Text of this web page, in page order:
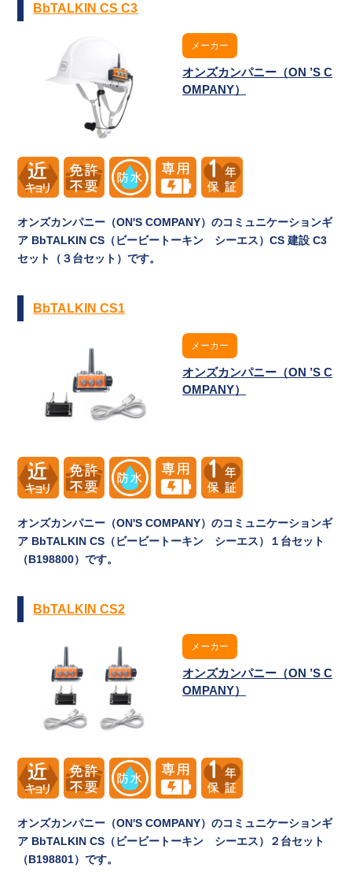
BbTALKIN CS C3
メーカー
オンズカンパニー（ON ’S C
OMPANY）
オンズカンパニー（ON'S COMPANY）のコミュニケーションギ
ア BbTALKIN CS（ビービートーキン シーエス）CS 建設 C3
セット（３台セット）です。
BbTALKIN CS1
メーカー
オンズカンパニー（ON ’S C
OMPANY）
オンズカンパニー（ON'S COMPANY）のコミュニケーションギ
ア BbTALKIN CS（ビービートーキン シーエス）１台セット
（B198800）です。
BbTALKIN CS2
メーカー
オンズカンパニー（ON ’S C
OMPANY）
オンズカンパニー（ON'S COMPANY）のコミュニケーションギ
ア BbTALKIN CS（ビービートーキン シーエス）２台セット
（B198801）です。